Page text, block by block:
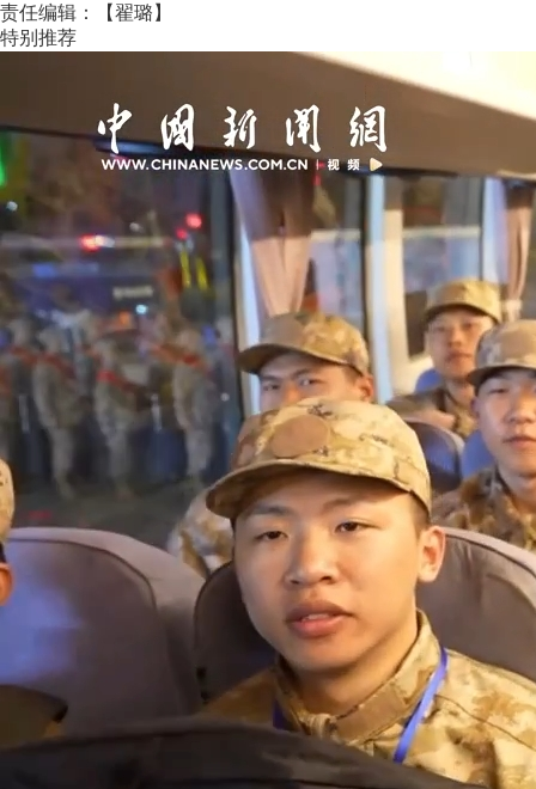
责任编辑：【翟璐】
特别推荐